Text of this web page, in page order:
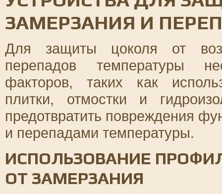
ЗАМЕРЗАНИЯ И
Для защиты цоколя от
перепадов температуры
факторов, таких как
плитки, отмостки и
предотвратить повреждения
и перепадами температуры.
ИСПОЛЬЗОВАНИЕ
ОТ ЗАМЕРЗАНИЯ